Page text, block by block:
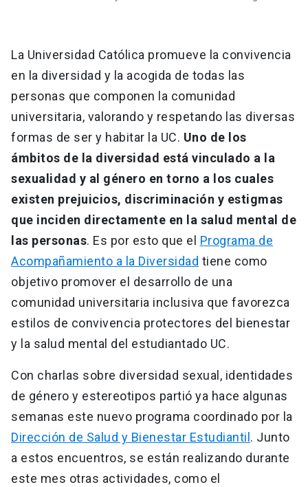
La Universidad Católica promueve la convivencia
en la diversidad y la acogida de todas las
personas que componen la comunidad
universitaria, valorando y respetando las diversas
formas de ser y habitar la UC. Uno de los
ámbitos de la diversidad está vinculado a la
sexualidad y al género en torno a los cuales
existen prejuicios, discriminación y estigmas
que inciden directamente en la salud mental de
las personas. Es por esto que el Programa de
Acompañamiento a la Diversidad tiene como
objetivo promover el desarrollo de una
comunidad universitaria inclusiva que favorezca
estilos de convivencia protectores del bienestar
y la salud mental del estudiantado UC.
Con charlas sobre diversidad sexual, identidades
de género y estereotipos partió ya hace algunas
semanas este nuevo programa coordinado por la
Dirección de Salud y Bienestar Estudiantil . Junto
a estos encuentros, se están realizando durante
este mes otras actividades, como el